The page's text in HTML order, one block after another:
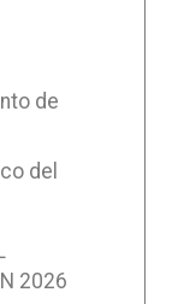
de
del
2026